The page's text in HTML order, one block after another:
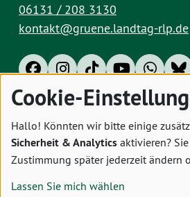
06131 / 208 3130
kontakt@gruene.landtag-rlp.de
Impressum Datenschutz
Cookie-
Hallo! Könnten wir bitte einige
Sicherheit & Analytics aktivieren?
Zustimmung später jederzeit ändern
Lassen Sie mich wählen